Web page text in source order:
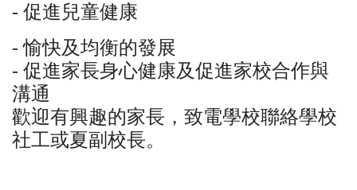
- 促進兒童健康
- 愉快及均衡的發展
- 促進家長身心健康及促進家校合作與
溝通
歡迎有興趣的家長，致電學校聯絡學校
社工或夏副校長。